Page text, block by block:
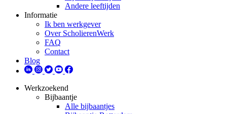
Andere leeftijden
Informatie
Ik ben werkgever
Over ScholierenWerk
FAQ
Contact
Blog
Werkzoekend
Bijbaantje
Alle bijbaantjes